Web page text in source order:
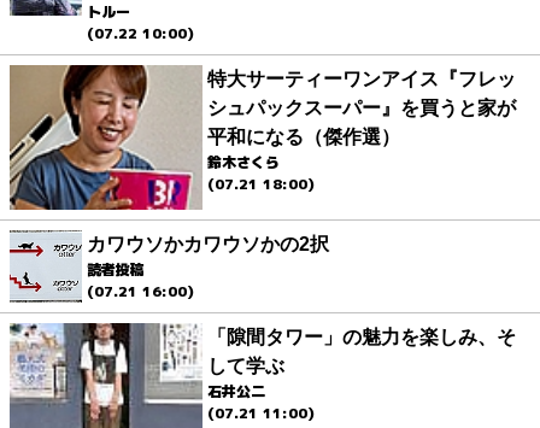
トルー
(07.22 10:00)
特大サーティーワンアイス『フレッ
シュパックスーパー』を買うと家が
平和になる（傑作選）
鈴木さくら
(07.21 18:00)
カワウソかカワウソかの2択
読者投稿
(07.21 16:00)
「隙間タワー」の魅力を楽しみ、そ
して学ぶ
石井公二
(07.21 11:00)